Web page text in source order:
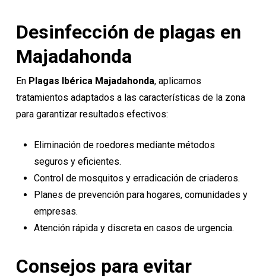
Desinfección de plagas en
Majadahonda
En Plagas IbéricaMajadahonda, aplicamos
tratamientos adaptados a las características de la zona
para garantizar resultados efectivos:
Eliminación de roedores mediante métodos
seguros y eficientes.
Control de mosquitos y erradicación de criaderos.
Planes de prevención para hogares, comunidades y
empresas.
Atención rápida y discreta en casos de urgencia.
Consejos para evitar